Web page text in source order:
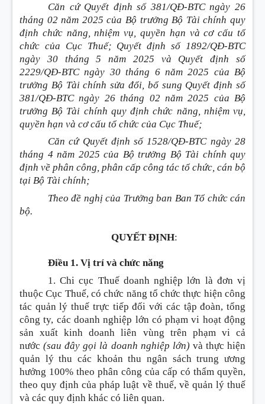
Căn cứ Quyết định số 381/QĐ-BTC ngày 26
tháng 02 năm 2025 của Bộ trưởng Bộ Tài chính quy
định chức năng, nhiệm vụ, quyền hạn và cơ cấu tổ
chức của Cục Thuế; Quyết định số 1892/QĐ-BTC
ngày 30 tháng 5 năm 2025 và Quyết định số
2229/QĐ-BTC ngày 30 tháng 6 năm 2025 của Bộ
trưởng Bộ Tài chính sửa đổi, bổ sung Quyết định số
381/QĐ-BTC ngày 26 tháng 02 năm 2025 của Bộ
trưởng Bộ Tài chính quy định chức năng, nhiệm vụ,
quyền hạn và cơ cấu tổ chức của Cục Thuế;
Căn cứ Quyết định số 1528/QĐ-BTC ngày 28
tháng 4 năm 2025 của Bộ trưởng Bộ Tài chính quy
định về phân công, phân cấp công tác tổ chức, cán bộ
tại Bộ Tài chính;
Theo đề nghị của Trưởng ban Ban Tổ chức cán
bộ.
QUYẾT ĐỊNH:
Điều 1. Vị trí và chức năng
1. Chi cục Thuế doanh nghiệp lớn là đơn vị
thuộc Cục Thuế, có chức năng tổ chức thực hiện công
tác quản lý thuế trực tiếp đối với các tập đoàn, tổng
công ty, các doanh nghiệp lớn có phạm vi hoạt động
sản xuất kinh doanh liên vùng trên phạm vi cả
nước(sau đây gọi là doanh nghiệp lớn)và thực hiện
quản lý thu các khoản thu ngân sách trung ương
hưởng 100% theo phân công của cấp có thẩm quyền,
theo quy định của pháp luật về thuế, về quản lý thuế
và các quy định khác có liên quan.